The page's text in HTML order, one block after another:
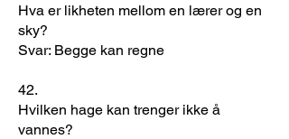
​Hva er likheten mellom en lærer og en
sky?
Svar: Begge kan regne
​42.
Hvilken hage kan trenger ikke å
vannes?